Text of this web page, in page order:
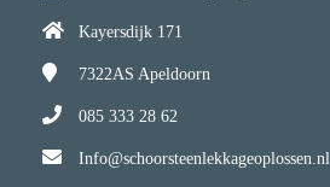
Kayersdijk 171
7322AS Apeldoorn
085 333 28 62
Info@schoorsteenlekkageoplossen.nl